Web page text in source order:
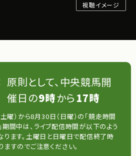
視聴イメージ
原則として、中央競馬開
催日の9時から 17時
曜）から8月30日（日曜）の「競走時間
期間中は、ライブ配信時間が以下のよう
ります。土曜日と日曜日で配信終了時
すのでご注意ください。